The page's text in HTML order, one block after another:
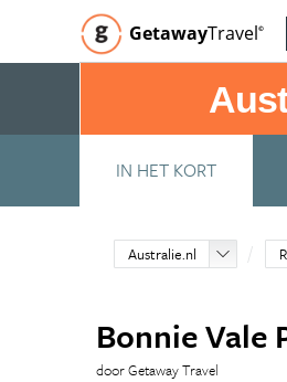
GetawayTravel©
IN HET KORT
Australie.nl
Bonnie Vale
door Getaway Travel